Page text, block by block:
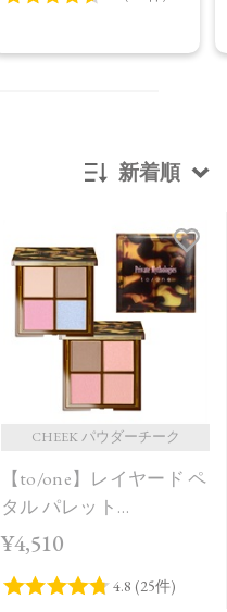
新着順
発売日順
価格が安い
価格が高い
レビュー評価が高い順
人気順
CHEEK パウダーチーク
【to/one】レイヤード ペ
タル パレット
［EX01,EX02］＜限定品
¥4,510